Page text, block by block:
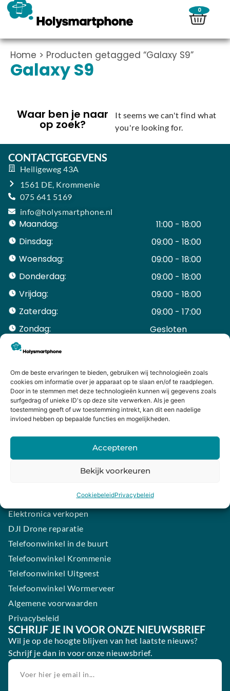
Om de beste ervaringen te bieden, gebruiken wij technologieën zoals
cookies om informatie over je apparaat op te slaan en/of te raadplegen.
Door in te stemmen met deze technologieën kunnen wij gegevens zoals
surfgedrag of unieke ID's op deze site verwerken. Als je geen
toestemming geeft of uw toestemming intrekt, kan dit een nadelige
invloed hebben op bepaalde functies en mogelijkheden.
Accepteren
Bekijk voorkeuren
CookiebeleidPrivacybeleid
0
Home > Producten getagged “Galaxy S9”
Galaxy S9
Waar ben je naar
op zoek?
It seems we can't find what
you're looking for.
CONTACTGEGEVENS
Heiligeweg 43A
1561 DE, Krommenie
075 641 5169
info@holysmartphone.nl
Maandag:
11:00 - 18:00
Dinsdag:
09:00 - 18:00
Woensdag:
09:00 - 18:00
Donderdag:
09:00 - 18:00
Vrijdag:
09:00 - 18:00
Zaterdag:
09:00 - 17:00
Zondag:
Gesloten ​ ​ ​ ​ ​ ​ ​
ACCOUNT
Mijn Account
Bestellingen
Mijn winkelwagen
HANDIGE LINKS
Levering en retourneren
Garantie
Contact
Samsung smartphone laten maken
Elektronica verkopen
DJI Drone reparatie
Telefoonwinkel in de buurt
Telefoonwinkel Krommenie
Telefoonwinkel Uitgeest
Telefoonwinkel Wormerveer
Algemene voorwaarden
Privacybeleid
SCHRIJF JE IN VOOR ONZE NIEUWSBRIEF
Wil je op de hoogte blijven van het laatste nieuws?
Schrijf je dan in voor onze nieuwsbrief.